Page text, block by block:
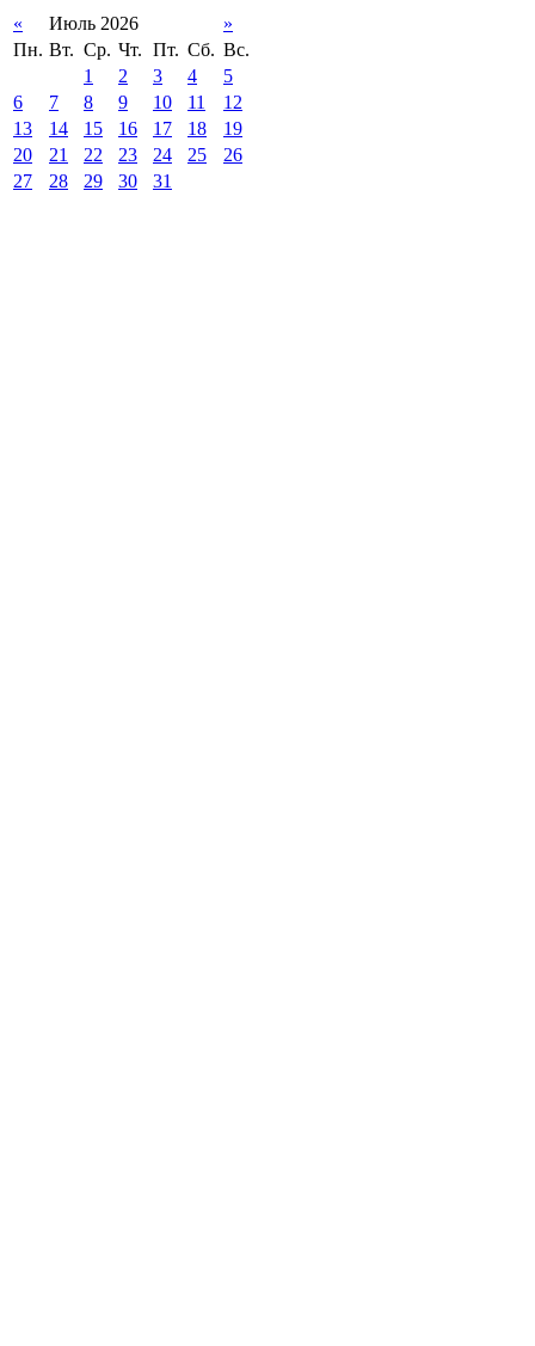
« Июль 2026
»
Пн. Вт. Ср. Чт. Пт. Сб. Вс.
1
2 3 4
5
6
7 8 9 10 11
12
13
14 15 16 17 18
19
20
21 22 23 24 25
26
27
28 29 30 31